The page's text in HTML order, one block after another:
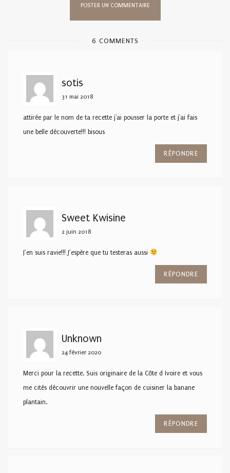
6 COMMENTS
sotis
31 mai 2018
attirée par le nom de ta recette j'ai pousser la porte et j'ai fais
une belle découverte!!! bisous
RÉPONDRE
Sweet Kwisine
2 juin 2018
J’en suis ravie!!! J’espère que tu testeras aussi
RÉPONDRE
Unknown
24 février 2020
Merci pour la recette. Suis originaire de la Côte d Ivoire et vous
me cités découvrir une nouvelle façon de cuisiner la banane
plantain.
RÉPONDRE